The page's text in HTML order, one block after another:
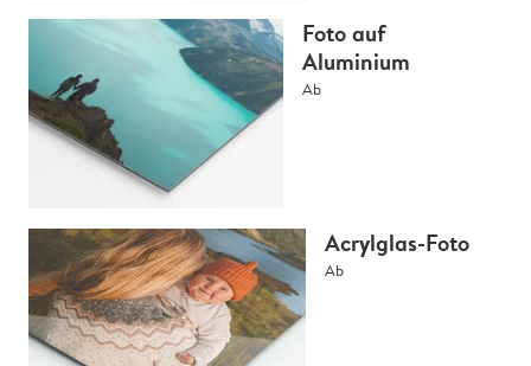
Foto auf
Aluminium
Ab
Acrylglas-Foto
Ab